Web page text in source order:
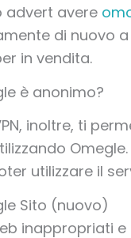
advert avere
di nuovo
in vendita.
è anonimo?
inoltre, ti
utilizzare il
Sito (nuovo)
inappropriati